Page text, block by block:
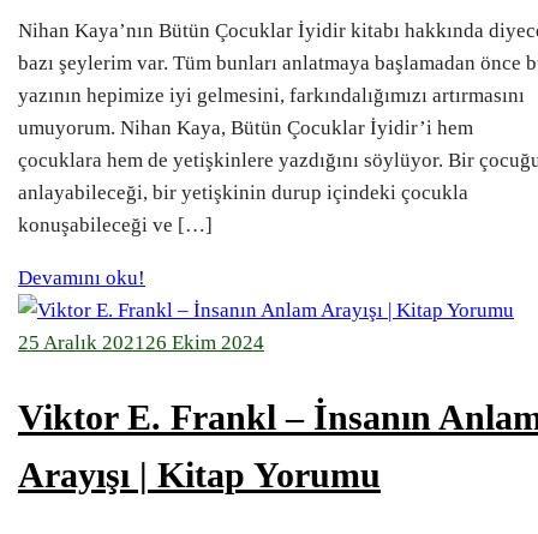
Nihan Kaya’nın Bütün Çocuklar İyidir kitabı hakkında
bazı şeylerim var. Tüm bunları anlatmaya başlamadan önce
yazının hepimize iyi gelmesini, farkındalığımızı artırmasını
umuyorum. Nihan Kaya, Bütün Çocuklar İyidir’i hem
çocuklara hem de yetişkinlere yazdığını söylüyor. Bir
anlayabileceği, bir yetişkinin durup içindeki çocukla
konuşabileceği ve […]
Devamını oku!
25 Aralık 2021 26 Ekim 2024
Viktor E. Frankl – İnsanın
Arayışı | Kitap Yorumu